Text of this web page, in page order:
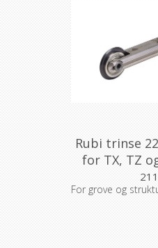
Rubi trinse
for TX, TZ
For grove og